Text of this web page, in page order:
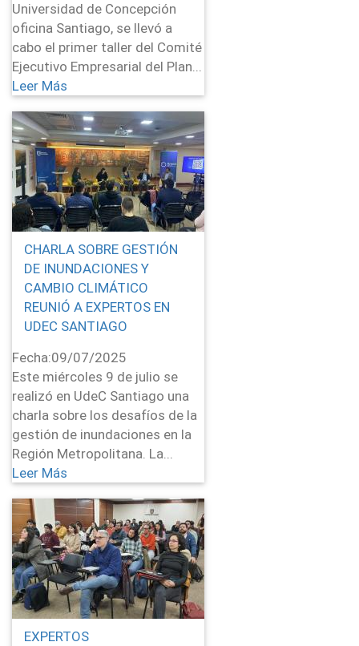
Universidad de Concepción
oficina Santiago, se llevó a
cabo el primer taller del Comité
Ejecutivo Empresarial del Plan...
Leer Más
CHARLA SOBRE GESTIÓN
DE INUNDACIONES Y
CAMBIO CLIMÁTICO
REUNIÓ A EXPERTOS EN
UDEC SANTIAGO
Fecha:09/07/2025
Este miércoles 9 de julio se
realizó en UdeC Santiago una
charla sobre los desafíos de la
gestión de inundaciones en la
Región Metropolitana. La...
Leer Más
EXPERTOS